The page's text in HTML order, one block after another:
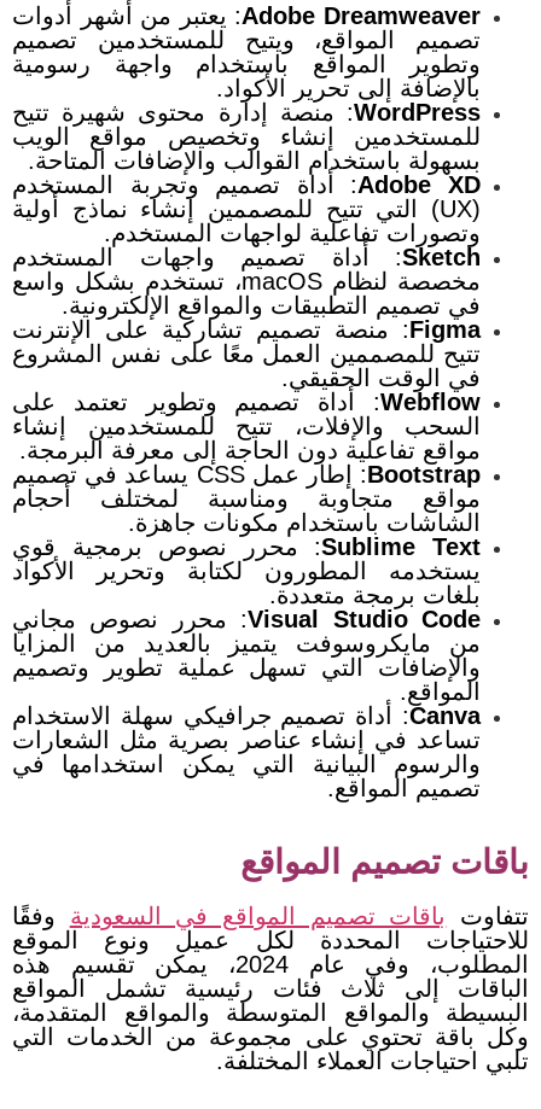
Adobe Dreamweaver: يعتبر من أشهر أدوات
تصميم المواقع، ويتيح للمستخدمين تصميم
وتطوير المواقع باستخدام واجهة رسومية
بالإضافة إلى تحرير الأكواد.
WordPress: منصة إدارة محتوى شهيرة تتيح
للمستخدمين إنشاء وتخصيص مواقع الويب
بسهولة باستخدام القوالب والإضافات المتاحة.
Adobe XD: أداة تصميم وتجربة المستخدم
(UX) التي تتيح للمصممين إنشاء نماذج أولية
وتصورات تفاعلية لواجهات المستخدم.
Sketch: أداة تصميم واجهات المستخدم
مخصصة لنظام macOS، تستخدم بشكل واسع
في تصميم التطبيقات والمواقع الإلكترونية.
Figma: منصة تصميم تشاركية على الإنترنت
تتيح للمصممين العمل معًا على نفس المشروع
في الوقت الحقيقي.
Webflow: أداة تصميم وتطوير تعتمد على
السحب والإفلات، تتيح للمستخدمين إنشاء
مواقع تفاعلية دون الحاجة إلى معرفة البرمجة.
Bootstrap
: إطار عمل CSS يساعد في تصميم
مواقع متجاوبة ومناسبة لمختلف أحجام
الشاشات باستخدام مكونات جاهزة.
Sublime Text: محرر نصوص برمجية قوي
يستخدمه المطورون لكتابة وتحرير الأكواد
بلغات برمجة متعددة.
Visual Studio Code: محرر نصوص مجاني
من مايكروسوفت يتميز بالعديد من المزايا
والإضافات التي تسهل عملية تطوير وتصميم
المواقع.
Canva: أداة تصميم جرافيكي سهلة الاستخدام
تساعد في إنشاء عناصر بصرية مثل الشعارات
والرسوم البيانية التي يمكن استخدامها في
تصميم المواقع.
باقات تصميم المواقع
تتفاوت باقات تصميم المواقع في السعودية وفقًا
للاحتياجات المحددة لكل عميل ونوع الموقع
المطلوب، وفي عام 2024، يمكن تقسيم هذه
الباقات إلى ثلاث فئات رئيسية تشمل المواقع
البسيطة والمواقع المتوسطة والمواقع المتقدمة،
وكل باقة تحتوي على مجموعة من الخدمات التي
تلبي احتياجات العملاء المختلفة.